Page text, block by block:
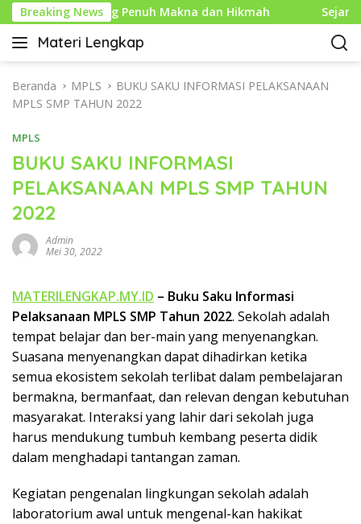
a
Breaking News
Islam yang Penuh Makna dan Hikmah Sejarah
Materi Lengkap
I
f
o
e
n
d
i
d
k
L
e
n
g
a
p
Beranda MPLS
BUKU SAKU INFORMASI PELAKSANAAN
MPLS SMP TAHUN 2022
MPLS
BUKU SAKU INFORMASI
PELAKSANAAN MPLS SMP TAHUN
2022
Admin
Mei 30, 2022
MATERILENGKAP.MY.ID – Buku Saku Informasi
Pelaksanaan MPLS SMP Tahun 2022. Sekolah adalah
tempat belajar dan ber-main yang menyenangkan.
Suasana menyenangkan dapat dihadirkan ketika
semua ekosistem sekolah terlibat dalam pembelajaran
bermakna, bermanfaat, dan relevan dengan kebutuhan
masyarakat. Interaksi yang lahir dari sekolah juga
harus mendukung tumbuh kembang peserta didik
dalam menghadapi tantangan zaman.
Kegiatan pengenalan lingkungan sekolah adalah
laboratorium awal untuk mengenal-kan hakikat